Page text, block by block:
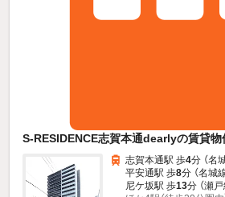
S-RESIDENCE志賀本通dearlyの賃貸物
志賀本通駅 歩4分 （名
平安通駅 歩8分 （名城
尼ケ坂駅 歩13分 （瀬戸